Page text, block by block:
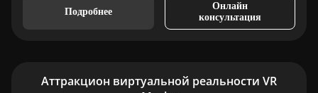
Подробнее
Онлайн
консультация
Аттракцион виртуальной реальности VR